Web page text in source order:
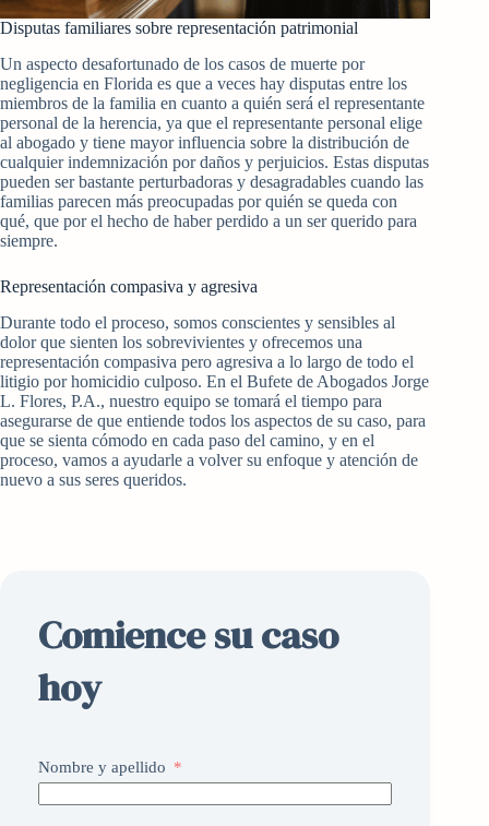
Disputas familiares sobre representación patrimonial
Un aspecto desafortunado de los casos de muerte por
negligencia en Florida es que a veces hay disputas entre los
miembros de la familia en cuanto a quién será el representante
personal de la herencia, ya que el representante personal elige
al abogado y tiene mayor influencia sobre la distribución de
cualquier indemnización por daños y perjuicios. Estas disputas
pueden ser bastante perturbadoras y desagradables cuando las
familias parecen más preocupadas por quién se queda con
qué, que por el hecho de haber perdido a un ser querido para
siempre.
Representación compasiva y agresiva
Durante todo el proceso, somos conscientes y sensibles al
dolor que sienten los sobrevivientes y ofrecemos una
representación compasiva pero agresiva a lo largo de todo el
litigio por homicidio culposo. En el Bufete de Abogados Jorge
L. Flores, P.A., nuestro equipo se tomará el tiempo para
asegurarse de que entiende todos los aspectos de su caso, para
que se sienta cómodo en cada paso del camino, y en el
proceso, vamos a ayudarle a volver su enfoque y atención de
nuevo a sus seres queridos.
Comience su caso
hoy
Nombre y apellido